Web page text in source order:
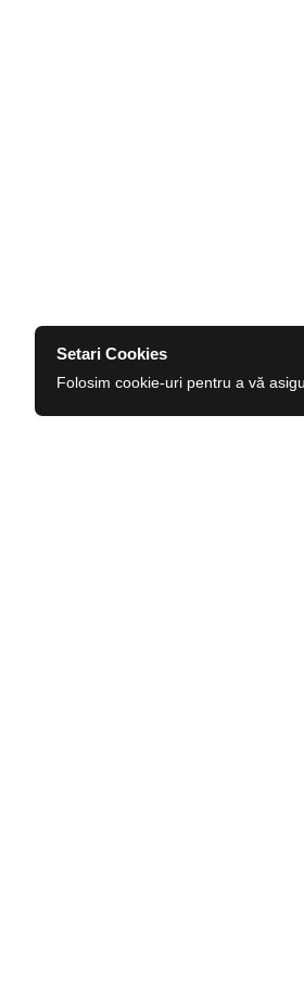
Setari Cookies
Folosim cookie-uri pentru a vă